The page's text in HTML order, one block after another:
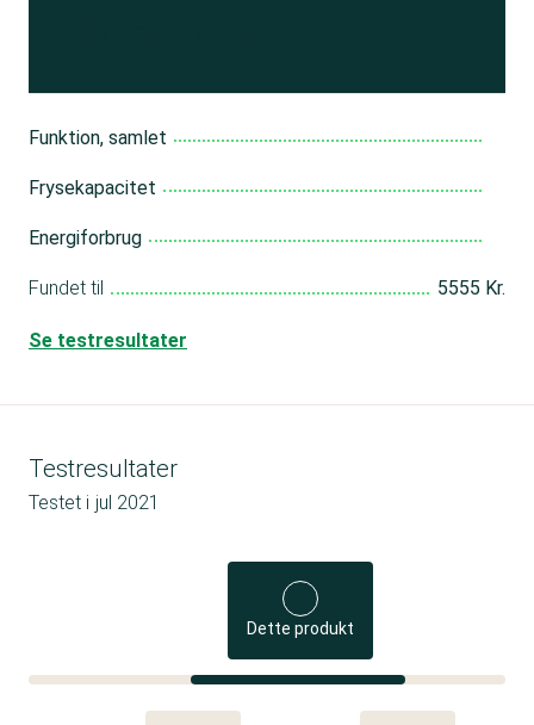
Funktion, samlet
Frysekapacitet
Energiforbrug
Fundet til 5555 Kr.
Se testresultater
Testresultater
Testet i jul 2021
Dette produkt